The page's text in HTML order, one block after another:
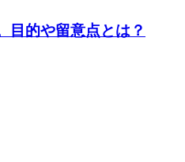
目的や留意点とは？